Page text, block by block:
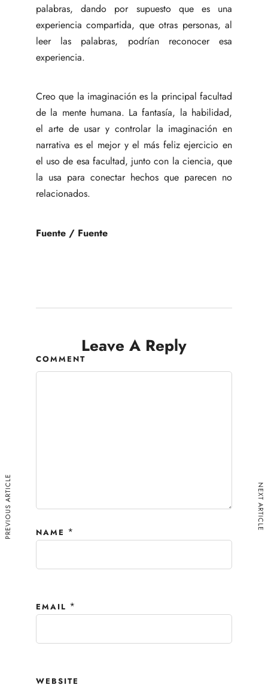
palabras, dando por supuesto que es una
experiencia compartida, que otras personas, al
leer las palabras, podrían reconocer esa
experiencia.
Creo que la imaginación es la principal facultad
de la mente humana. La fantasía, la habilidad,
el arte de usar y controlar la imaginación en
narrativa es el mejor y el más feliz ejercicio en
el uso de esa facultad, junto con la ciencia, que
la usa para conectar hechos que parecen no
relacionados.
Fuente / Fuente
Leave A Reply
COMMENT
NAME *
EMAIL *
WEBSITE
PREVIOUS ARTICLE NEXT ARTICLE